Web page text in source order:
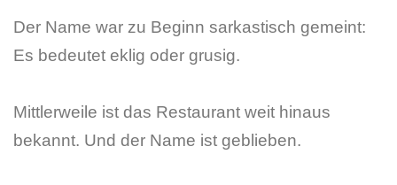
Der Name war zu Beginn sarkastisch gemeint:
Es bedeutet eklig oder grusig.
Mittlerweile ist das Restaurant weit hinaus
bekannt. Und der Name ist geblieben.